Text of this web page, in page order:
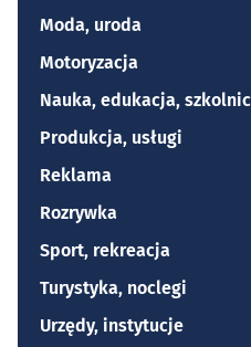
Moda, uroda
Motoryzacja
Nauka, edukacja,
Produkcja, usługi
Reklama
Rozrywka
Sport, rekreacja
Turystyka, noclegi
Urzędy, instytucje